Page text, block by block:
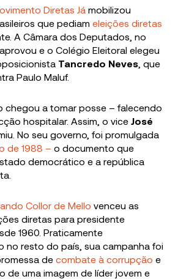
Diretas Já mobilizou
que pediameleições diretas
A Câmara dos Deputados, no
e o Colégio Eleitoral elegeu
Tancredo Neves , que
Paulo Maluf.
chegou a tomar posse – falecendo
hospitalar. Assim, o viceJosé
No seu governo, foi promulgada
de 1988 – o documento que
democrático e a república
Collor de Mello venceu as
diretas para presidente
1960. Praticamente
no resto do país, sua campanha foi
decombate à corrupção e
de uma imagem de líder jovem e